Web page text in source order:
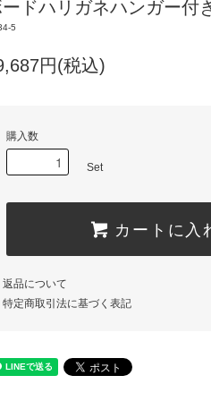
ドハリガネハンガー付
5
円(税込)
購入数
Set
カートに入
返品について
特定商取引法に基づく表記